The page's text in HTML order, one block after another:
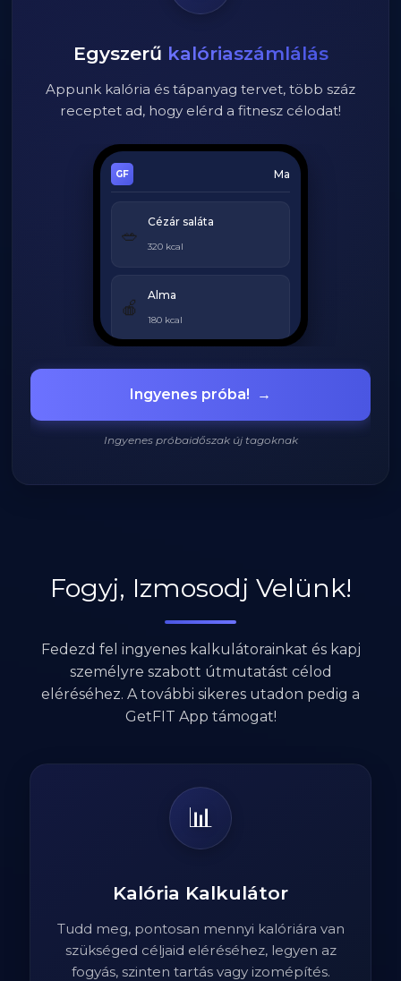
Egyszerű kalóriaszámlálás
Appunk kalória és tápanyag tervet, több száz
receptet ad, hogy elérd a fitnesz célodat!
Ma
🥗
Cézár saláta
320 kcal
🍎
Alma
180 kcal
Grillezett csirke
420 kcal
Ingyenes próba! →
Ingyenes próbaidőszak új tagoknak
Fogyj, Izmosodj Velünk!
Fedezd fel ingyenes kalkulátorainkat és kapj
személyre szabott útmutatást célod
eléréséhez. A további sikeres utadon pedig a
GetFIT App támogat!
📊
Kalória Kalkulátor
Tudd meg, pontosan mennyi kalóriára van
szükséged céljaid eléréséhez, legyen az
fogyás, szinten tartás vagy izomépítés.